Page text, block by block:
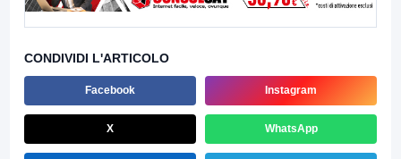
CONDIVIDI L'ARTICOLO
Facebook Instagram
X WhatsApp